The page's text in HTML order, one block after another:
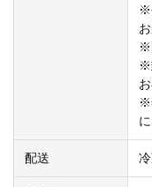
※
※
※
※
配送